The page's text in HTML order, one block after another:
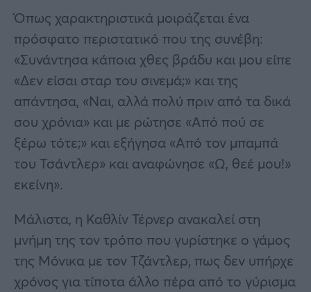
Όπως χαρακτηριστικά μοιράζεται ένα
πρόσφατο περιστατικό που της συνέβη:
«Συνάντησα κάποια χθες βράδυ και μου είπε
«Δεν είσαι σταρ του σινεμά;» και της
απάντησα, «Ναι, αλλά πολύ πριν από τα δικά
σου χρόνια» και με ρώτησε «Από πού σε
ξέρω τότε;» και εξήγησα «Από τον μπαμπά
του Τσάντλερ» και αναφώνησε «Ω, θεέ μου!»
εκείνη».
Μάλιστα, η Καθλίν Τέρνερ ανακαλεί στη
μνήμη της τον τρόπο που γυρίστηκε ο γάμος
της Μόνικα με τον Τζάντλερ, πως δεν υπήρχε
χρόνος για τίποτα άλλο πέρα από το γύρισμα